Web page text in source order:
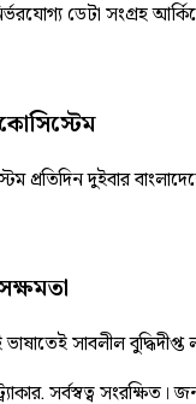
ডেটা সংগ্রহ
প্রতিদিন দুইবার
সাবলীল
.সর্বস্বত্ব সংরক্ষিত।